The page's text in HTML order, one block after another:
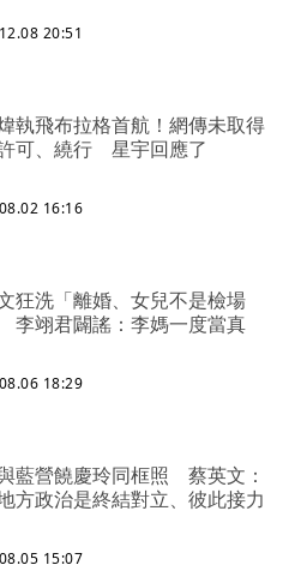
20:51
執飛布拉格首航！網傳未取得
可、繞行 星宇回應了
16:16
狂洗「離婚、女兒不是檢場
翊君闢謠：李媽一度當真
18:29
藍營饒慶玲同框照 蔡英文：
方政治是終結對立、彼此接力
15:07